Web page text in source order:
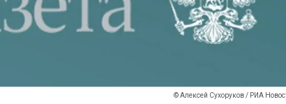
© Алексей Сухоруков / РИА